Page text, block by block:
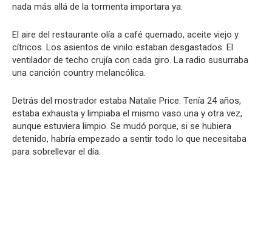
nada más allá de la tormenta importara ya.
El aire del restaurante olía a café quemado, aceite viejo y
cítricos. Los asientos de vinilo estaban desgastados. El
ventilador de techo crujía con cada giro. La radio susurraba
una canción country melancólica.
Detrás del mostrador estaba Natalie Price. Tenía 24 años,
estaba exhausta y limpiaba el mismo vaso una y otra vez,
aunque estuviera limpio. Se mudó porque, si se hubiera
detenido, habría empezado a sentir todo lo que necesitaba
para sobrellevar el día.